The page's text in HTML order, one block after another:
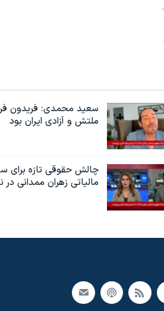
سعید محمدی: فریدون
ملتش و آزادی ایران بود
چالش حقوقی تازه برای
مالیاتی زهران ممدانی در